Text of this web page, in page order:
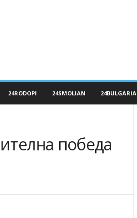
24RODOPI 24SMOLIAN 24BULGARIA
победа